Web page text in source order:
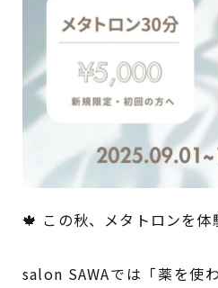
🍁 この秋、メタトロンを体
salon SAWAでは「薬を使